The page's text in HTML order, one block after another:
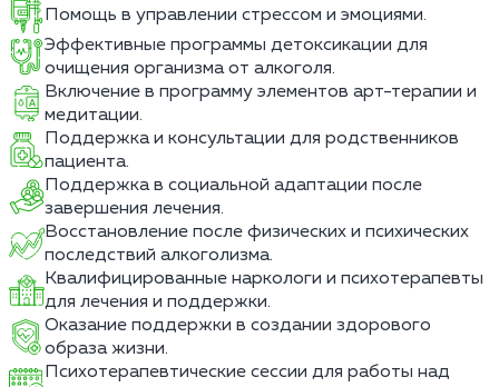
Помощь в управлении стрессом и эмоциями.
Эффективные программы детоксикации для
очищения организма от алкоголя.
Включение в программу элементов арт-терапии и
медитации.
Поддержка и консультации для родственников
пациента.
Поддержка в социальной адаптации после
завершения лечения.
Восстановление после физических и психических
последствий алкоголизма.
Квалифицированные наркологи и психотерапевты
для лечения и поддержки.
Оказание поддержки в создании здорового
образа жизни.
Психотерапевтические сессии для работы над